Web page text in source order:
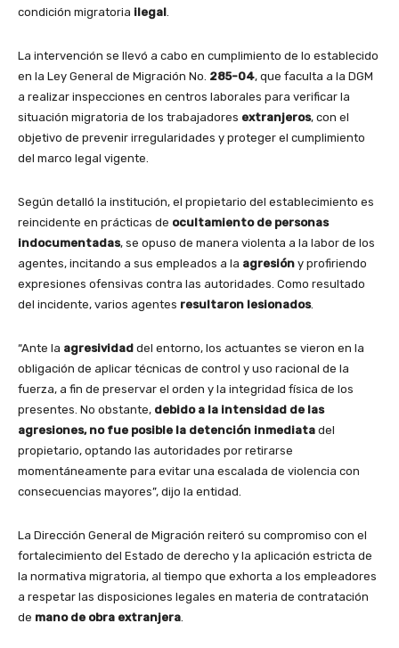
condición migratoria ilegal.
La intervención se llevó a cabo en cumplimiento de lo establecido
en la Ley General de Migración No. 285-04, que faculta a la DGM
a realizar inspecciones en centros laborales para verificar la
situación migratoria de los trabajadores extranjeros, con el
objetivo de prevenir irregularidades y proteger el cumplimiento
del marco legal vigente.
Según detalló la institución, el propietario del establecimiento es
reincidente en prácticas de ocultamiento de personas
indocumentadas, se opuso de manera violenta a la labor de los
agentes, incitando a sus empleados a la agresión y profiriendo
expresiones ofensivas contra las autoridades. Como resultado
del incidente, varios agentes resultaron lesionados.
“Ante la agresividad del entorno, los actuantes se vieron en la
obligación de aplicar técnicas de control y uso racional de la
fuerza, a fin de preservar el orden y la integridad física de los
presentes. No obstante, debido a la intensidad de las
agresiones, no fue posible la detención inmediata del
propietario, optando las autoridades por retirarse
momentáneamente para evitar una escalada de violencia con
consecuencias mayores”, dijo la entidad.
La Dirección General de Migración reiteró su compromiso con el
fortalecimiento del Estado de derecho y la aplicación estricta de
la normativa migratoria, al tiempo que exhorta a los empleadores
a respetar las disposiciones legales en materia de contratación
de mano de obra extranjera.